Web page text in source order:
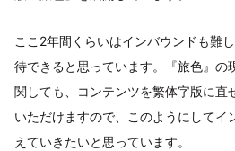
ここ2年間くらいはインバウンドも難
待できると思っています。『旅色』の
関しても、コンテンツを繁体字版に直
いただけますので、このようにしてイ
えていきたいと思っています。